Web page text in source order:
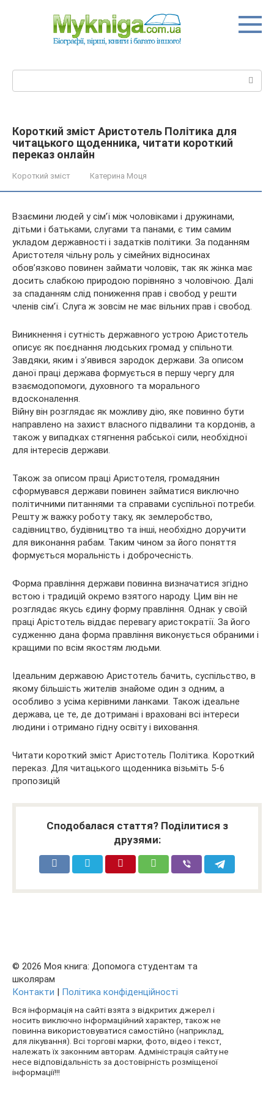
Короткий зміст Аристотель Політика для
читацького щоденника, читати короткий
переказ онлайн
Короткий зміст Катерина Моця
Взаємини людей у сім’ї між чоловіками і дружинами,
дітьми і батьками, слугами та панами, є тим самим
укладом державності і задатків політики. За поданням
Аристотеля чільну роль у сімейних відносинах
обов’язково повинен займати чоловік, так як жінка має
досить слабкою природою порівняно з чоловічою. Далі
за спаданням слід пониження прав і свобод у решти
членів сім’ї. Слуга ж зовсім не має вільних прав і свобод.
Виникнення і сутність державного устрою Аристотель
описує як поєднання людських громад у спільноти.
Завдяки, яким і з’явився зародок держави. За описом
даної праці держава формується в першу чергу для
взаємодопомоги, духовного та морального
вдосконалення.
Війну він розглядає як можливу дію, яке повинно бути
направлено на захист власного підвалини та кордонів, а
також у випадках стягнення рабської сили, необхідної
для інтересів держави.
Також за описом праці Аристотеля, громадянин
сформувався держави повинен займатися виключно
політичними питаннями та справами суспільної потреби.
Решту ж важку роботу таку, як землеробство,
садівництво, будівництво та інші, необхідно доручити
для виконання рабам. Таким чином за його поняття
формується моральність і доброчесність.
Форма правління держави повинна визначатися згідно
встою і традицій окремо взятого народу. Цим він не
розглядає якусь єдину форму правління. Однак у своїй
праці Арістотель віддає перевагу аристократії. За його
судженню дана форма правління виконується обраними і
кращими по всім якостям людьми.
Ідеальним державою Аристотель бачить, суспільство, в
якому більшість жителів знайоме один з одним, а
особливо з усіма керівними ланками. Також ідеальне
держава, це те, де дотримані і враховані всі інтереси
людини і отримано гідну освіту і виховання.
Читати короткий зміст Аристотель Політика. Короткий
переказ. Для читацького щоденника візьміть 5-6
пропозицій
Сподобалася стаття? Поділитися з
друзями:
© 2026 Моя книга: Допомога студентам та
школярам
Контакти | Політика конфіденційності
Вся інформація на сайті взята з відкритих джерел і
носить виключно інформаційний характер, також не
повинна використовуватися самостійно (наприклад,
для лікування). Всі торгові марки, фото, відео і текст,
належать їх законним авторам. Адміністрація сайту не
несе відповідальність за достовірність розміщеної
інформації!!!